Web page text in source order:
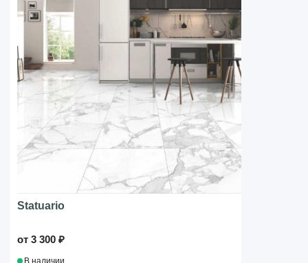
Statuario
от 3 300 ₽
В наличии